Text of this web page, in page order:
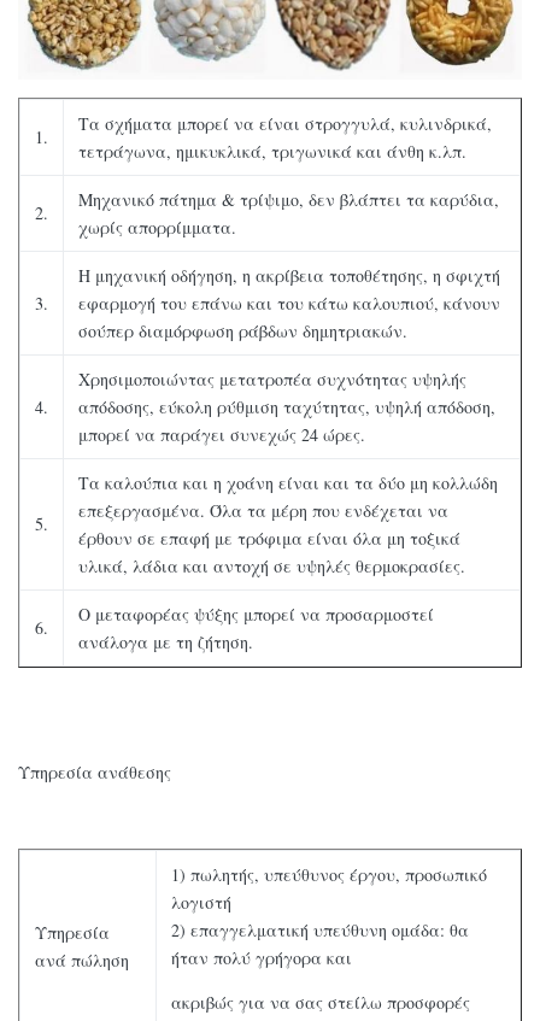
1.
Τα σχήματα μπορεί να είναι στρογγυλά, κυλινδρικά,
τετράγωνα, ημικυκλικά, τριγωνικά και άνθη κ.λπ.
2.
Μηχανικό πάτημα & τρίψιμο, δεν βλάπτει τα καρύδια,
χωρίς απορρίμματα.
3.
Η μηχανική οδήγηση, η ακρίβεια τοποθέτησης, η σφιχτή
εφαρμογή του επάνω και του κάτω καλουπιού, κάνουν
σούπερ διαμόρφωση ράβδων δημητριακών.
4.
Χρησιμοποιώντας μετατροπέα συχνότητας υψηλής
απόδοσης, εύκολη ρύθμιση ταχύτητας, υψηλή απόδοση,
μπορεί να παράγει συνεχώς 24 ώρες.
5.
Τα καλούπια και η χοάνη είναι και τα δύο μη κολλώδη
επεξεργασμένα. Όλα τα μέρη που ενδέχεται να
έρθουν σε επαφή με τρόφιμα είναι όλα μη τοξικά
υλικά, λάδια και αντοχή σε υψηλές θερμοκρασίες.
6.
Ο μεταφορέας ψύξης μπορεί να προσαρμοστεί
ανάλογα με τη ζήτηση.
Υπηρεσία ανάθεσης
Υπηρεσία
ανά πώληση
1) πωλητής, υπεύθυνος έργου, προσωπικό
λογιστή
2) επαγγελματική υπεύθυνη ομάδα: θα
ήταν πολύ γρήγορα και
ακριβώς για να σας στείλω προσφορές